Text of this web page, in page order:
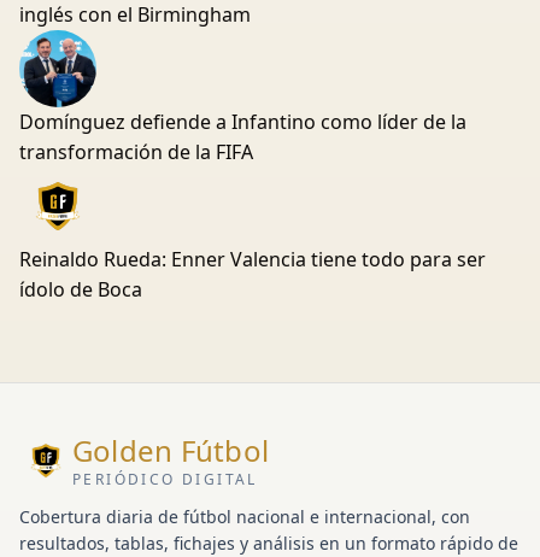
inglés con el Birmingham
Domínguez defiende a Infantino como líder de la
transformación de la FIFA
Reinaldo Rueda: Enner Valencia tiene todo para ser
ídolo de Boca
Golden Fútbol
PERIÓDICO DIGITAL
Cobertura diaria de fútbol nacional e internacional, con
resultados, tablas, fichajes y análisis en un formato rápido de